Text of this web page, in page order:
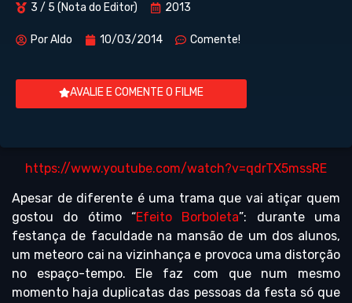
3 / 5 (Nota do Editor) 2013
PorAldo 10/03/2014 Comente!
AVALIE E COMENTE O FILME
https://www.youtube.com/watch?v=qdrTX5mssRE
Apesar de diferente é uma trama que vai atiçar quem
gostou do ótimo “Efeito Borboleta”: durante uma
festança de faculdade na mansão de um dos alunos,
um meteoro cai na vizinhança e provoca uma distorção
no espaço-tempo. Ele faz com que num mesmo
momento haja duplicatas das pessoas da festa só que